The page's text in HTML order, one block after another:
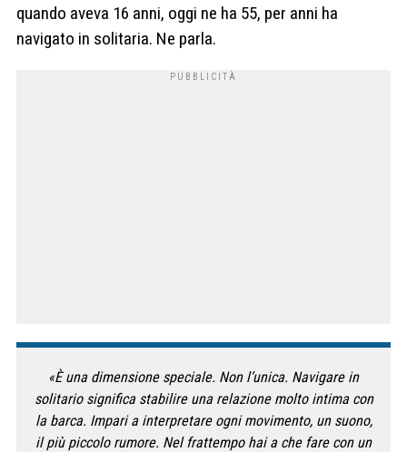
quando aveva 16 anni, oggi ne ha 55, per anni ha
navigato in solitaria. Ne parla.
«È una dimensione speciale. Non l’unica. Navigare in
solitario significa stabilire una relazione molto intima con
la barca. Impari a interpretare ogni movimento, un suono,
il più piccolo rumore. Nel frattempo hai a che fare con un